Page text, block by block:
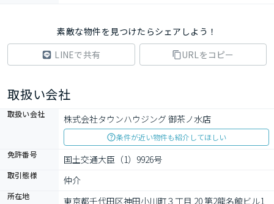
素敵な物件を見つけたらシェアしよう！
LINEで共有
URLをコピー
取扱い会社
取扱い会社 株式会社タウンハウジング 御茶ノ水店
条件が近い物件も紹介してほしい
免許番号
国土交通大臣（1）9926号
取引態様 仲介
所在地
東京都千代田区神田小川町３丁目 20 第2龍名館ビル1